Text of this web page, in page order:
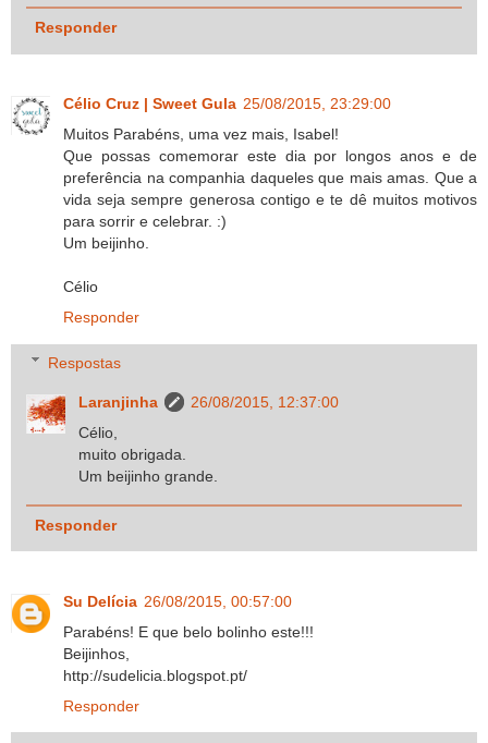
Responder
Célio Cruz | Sweet Gula 25/08/2015, 23:29:00
Muitos Parabéns, uma vez mais, Isabel!
Que possas comemorar este dia por longos anos e de
preferência na companhia daqueles que mais amas. Que a
vida seja sempre generosa contigo e te dê muitos motivos
para sorrir e celebrar. :)
Um beijinho.
Célio
Responder
Respostas
Laranjinha
26/08/2015, 12:37:00
Célio,
muito obrigada.
Um beijinho grande.
Responder
Su Delícia 26/08/2015, 00:57:00
Parabéns! E que belo bolinho este!!!
Beijinhos,
http://sudelicia.blogspot.pt/
Responder